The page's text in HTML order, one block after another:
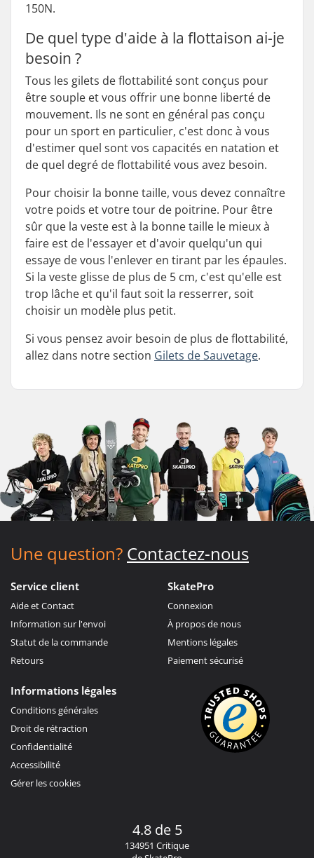
150N.
De quel type d'aide à la flottaison ai-je
besoin ?
Tous les gilets de flottabilité sont conçus pour
être souple et vous offrir une bonne liberté de
mouvement. Ils ne sont en général pas conçu
pour un sport en particulier, c'est donc à vous
d'estimer quel sont vos capacités en natation et
de quel degré de flottabilité vous avez besoin.
Pour choisir la bonne taille, vous devez connaître
votre poids et votre tour de poitrine. Pour être
sûr que la veste est à la bonne taille le mieux à
faire est de l'essayer et d'avoir quelqu'un qui
essaye de vous l'enlever en tirant par les épaules.
Si la veste glisse de plus de 5 cm, c'est qu'elle est
trop lâche et qu'il faut soit la resserrer, soit
choisir un modèle plus petit.
Si vous pensez avoir besoin de plus de flottabilité,
allez dans notre section Gilets de Sauvetage.
Une question? Contactez-nous
Service client
Aide et Contact
Information sur l'envoi
Statut de la commande
Retours
SkatePro
Connexion
À propos de nous
Mentions légales
Paiement sécurisé
Informations légales
Conditions générales
Droit de rétraction
Confidentialité
Accessibilité
Gérer les cookies
4.8 de 5
134951 Critique